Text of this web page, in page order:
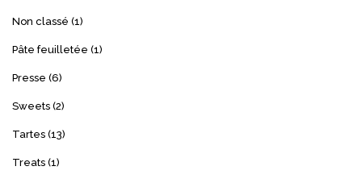
Non classé (1)
Pâte feuilletée (1)
Presse (6)
Sweets (2)
Tartes (13)
Treats (1)